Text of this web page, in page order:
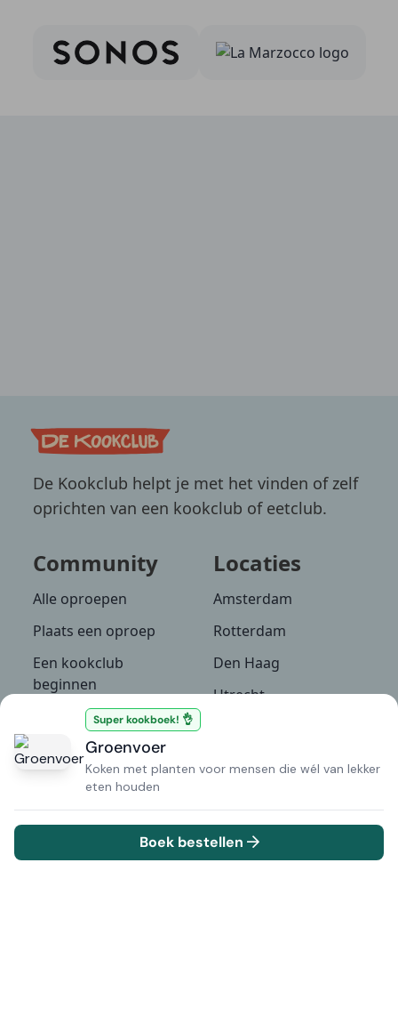
Super kookboek! 👌
Groenvoer
Koken met planten voor mensen die wél van lekker
eten houden
Boek bestellen
De Kookclub helpt je met het vinden of zelf
oprichten van een kookclub of eetclub.
Community
Alle oproepen
Plaats een oproep
Een kookclub
beginnen
Recepten
Culinaire
evenementen
Locaties
Amsterdam
Rotterdam
Den Haag
Utrecht
Kennisbank
Kookboeken
De Kookclub
Over ons